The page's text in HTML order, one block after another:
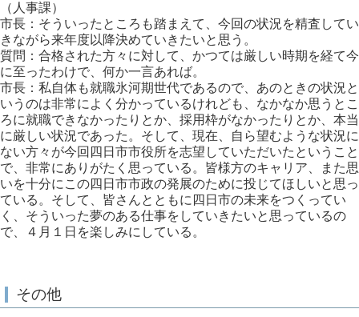
（人事課）
市長：そういったところも踏まえて、今回の状況を精査してい
きながら来年度以降決めていきたいと思う。
質問：合格された方々に対して、かつては厳しい時期を経て今
に至ったわけで、何か一言あれば。
市長：私自体も就職氷河期世代であるので、あのときの状況と
いうのは非常によく分かっているけれども、なかなか思うとこ
ろに就職できなかったりとか、採用枠がなかったりとか、本当
に厳しい状況であった。そして、現在、自ら望むような状況に
ない方々が今回四日市市役所を志望していただいたということ
で、非常にありがたく思っている。皆様方のキャリア、また思
いを十分にこの四日市市政の発展のために投じてほしいと思っ
ている。そして、皆さんとともに四日市の未来をつくってい
く、そういった夢のある仕事をしていきたいと思っているの
で、４月１日を楽しみにしている。
その他